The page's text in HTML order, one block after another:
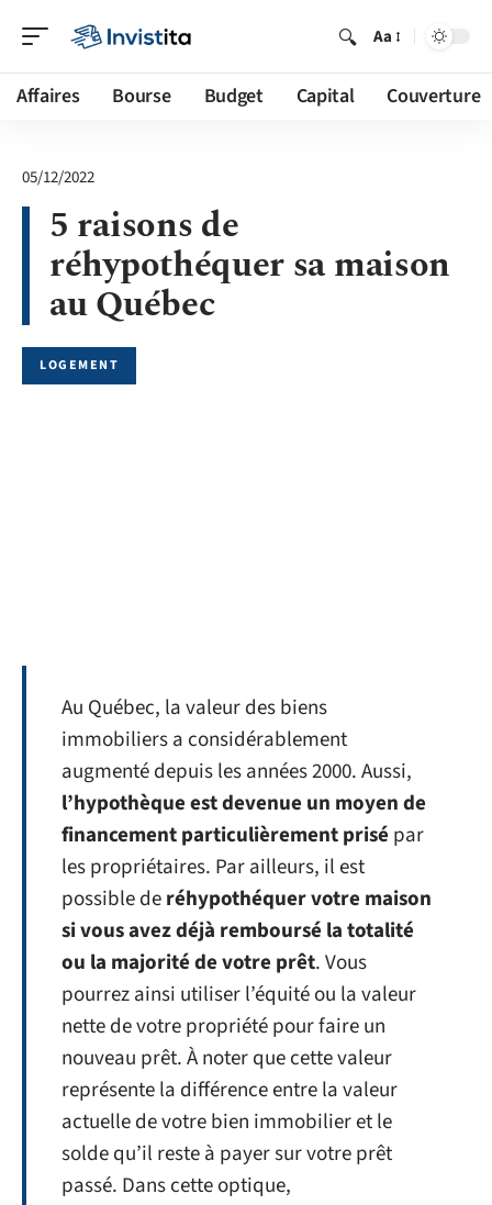
Aa
Affaires Bourse Budget Capital Couverture
05/12/2022
5 raisons de
réhypothéquer sa maison
au Québec
LOGEMENT
Au Québec, la valeur des biens
immobiliers a considérablement
augmenté depuis les années 2000. Aussi,
l’hypothèque est devenue un moyen de
financement particulièrement prisé par
les propriétaires. Par ailleurs, il est
possible deréhypothéquer votre maison
si vous avez déjà remboursé la totalité
ou la majorité de votre prêt. Vous
pourrez ainsi utiliser l’équité ou la valeur
nette de votre propriété pour faire un
nouveau prêt. À noter que cette valeur
représente la différence entre la valeur
actuelle de votre bien immobilier et le
solde qu’il reste à payer sur votre prêt
passé. Dans cette optique,